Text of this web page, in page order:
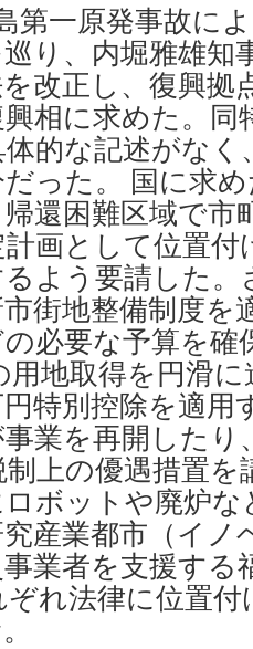
一原発事故に
り、内堀雅雄知
改正し、復興拠
相に求めた。同
的な記述がなく
った。 国に求
帰還困難区域で
画として位置付
よう要請した
街地整備制度を
必要な予算を
用地取得を円滑
特別控除を適用
業を再開した
上の優遇措置
ボットや廃炉
産業都市（イ
事業者を支援する
れ法律に位置